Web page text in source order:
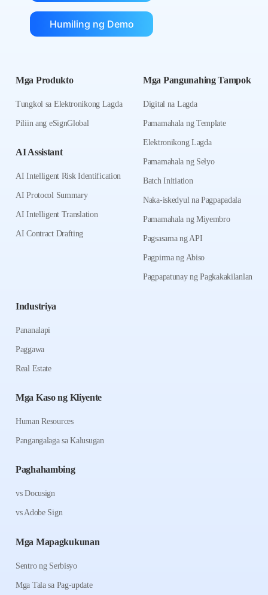
Humiling ng Demo
Mga Produkto
Tungkol sa Elektronikong Lagda
Piliin ang eSignGlobal
AI Assistant
AI Intelligent Risk Identification
AI Protocol Summary
AI Intelligent Translation
AI Contract Drafting
Mga Pangunahing Tampok
Digital na Lagda
Pamamahala ng Template
Elektronikong Lagda
Pamamahala ng Selyo
Batch Initiation
Naka-iskedyul na Pagpapadala
Pamamahala ng Miyembro
Pagsasama ng API
Pagpirma ng Abiso
Pagpapatunay ng Pagkakakilanlan
Industriya
Pananalapi
Paggawa
Real Estate
Mga Kaso ng Kliyente
Human Resources
Pangangalaga sa Kalusugan
Paghahambing
vs Docusign
vs Adobe Sign
Mga Mapagkukunan
Sentro ng Serbisyo
Mga Tala sa Pag-update